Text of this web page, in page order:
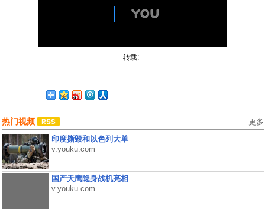
转载:
热门视频 更多
印度撕毁和以色列大单
v.youku.com
国产天鹰隐身战机亮相
v.youku.com